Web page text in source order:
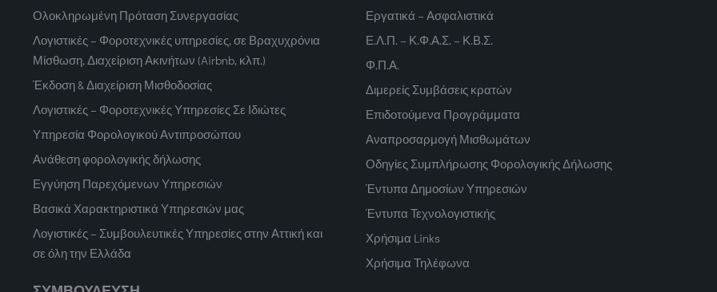
Ολοκληρωμένη Πρόταση Συνεργασίας
Λογιστικές – Φοροτεχνικές υπηρεσίες, σε Βραχυχρόνια
Μίσθωση, Διαχείριση Ακινήτων (Airbnb, κλπ.)
Έκδοση & Διαχείριση Μισθοδοσίας
Λογιστικές – Φοροτεχνικές Υπηρεσίες Σε Ιδιώτες
Υπηρεσία Φορολογικού Αντιπροσώπου
Ανάθεση φορολογικής δήλωσης
Εγγύηση Παρεχόμενων Υπηρεσιών
Βασικά Χαρακτηριστικά Υπηρεσιών μας
Λογιστικές – Συμβουλευτικές Υπηρεσίες στην Αττική και
σε όλη την Ελλάδα
Εργατικά – Ασφαλιστικά
Ε.Λ.Π. – Κ.Φ.Α.Σ. – Κ.Β.Σ.
Φ.Π.Α.
Διμερείς Συμβάσεις κρατών
Επιδοτούμενα Προγράμματα
Αναπροσαρμογή Μισθωμάτων
Οδηγίες Συμπλήρωσης Φορολογικής Δήλωσης
Έντυπα Δημοσίων Υπηρεσιών
Έντυπα Τεχνολογιστικής
Χρήσιμα Links
Χρήσιμα Τηλέφωνα